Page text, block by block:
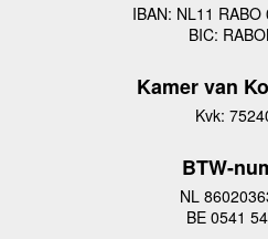
IBAN: NL11
BIC:
Kamer van
Kvk:
BTW-
NL
BE 0541